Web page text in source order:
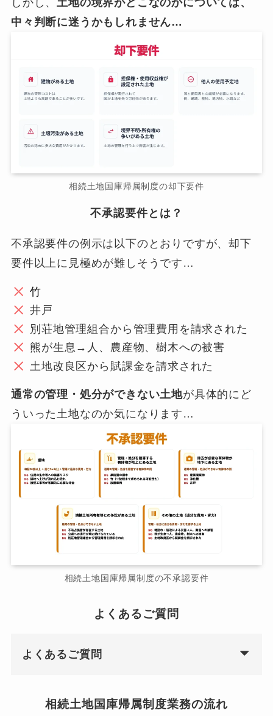
しかし、土地の境界がどこなのかについては、
中々判断に迷うかもしれません…
相続土地国庫帰属制度の却下要件
不承認要件とは？
不承認要件の例示は以下のとおりですが、却下
要件以上に見極めが難しそうです…
竹
井戸
別荘地管理組合から管理費用を請求された
熊が生息→人、農産物、樹木への被害
土地改良区から賦課金を請求された
通常の管理・処分ができない土地が具体的にど
ういった土地なのか気になります…
相続土地国庫帰属制度の不承認要件
よくあるご質問
よくあるご質問
相続土地国庫帰属制度業務の流れ